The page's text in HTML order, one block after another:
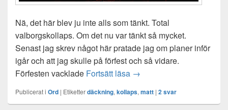
Nä, det här blev ju inte alls som tänkt. Total
valborgskollaps. Om det nu var tänkt så mycket.
Senast jag skrev något här pratade jag om planer inför
igår och att jag skulle på förfest och så vidare.
Förfesten vacklade Fortsätt läsa Valborgskollaps
→
Publicerat i Ord | Etiketterdäckning,kollaps,matt | 2svar